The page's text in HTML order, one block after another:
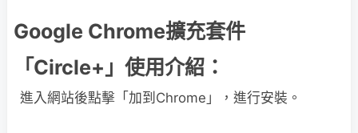
Google Chrome擴充套件
「Circle+」使用介紹：
進入網站後點擊「加到Chrome」，進行安裝。